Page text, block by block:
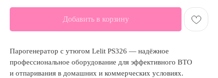
Добавить в корзину
Парогенератор с утюгом Lelit PS326 — надёжное
профессиональное оборудование для эффективного ВТО
и отпаривания в домашних и коммерческих условиях.